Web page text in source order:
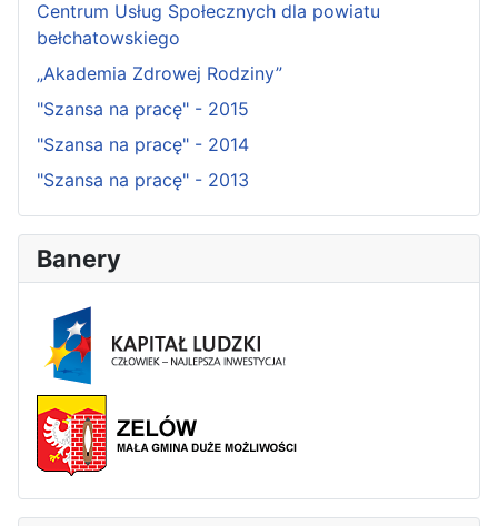
Centrum Usług Społecznych dla powiatu
bełchatowskiego
„Akademia Zdrowej Rodziny”
"Szansa na pracę" - 2015
"Szansa na pracę" - 2014
"Szansa na pracę" - 2013
Banery